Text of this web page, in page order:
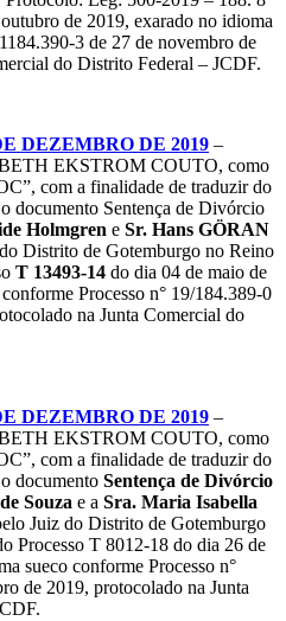
de 2019, exarado no idioma
3 de 27 de novembro de
do Distrito Federal – JCDF.
DEZEMBRO DE 2019 –
EKSTROM COUTO, como
com a finalidade de traduzir do
documento Sentença de Divórcio
Holmgren e Sr. Hans GÖRAN
Distrito de Gotemburgo no Reino
T 13493-14 do dia 04 de maio de
Processo n° 19/184.389-0
na Junta Comercial do
DEZEMBRO DE 2019 –
EKSTROM COUTO, como
com a finalidade de traduzir do
documento Sentença de Divórcio
Souza e a Sra. Maria Isabella
Juiz do Distrito de Gotemburgo
Processo T 8012-18 do dia 26 de
sueco conforme Processo n°
de 2019, protocolado na Junta